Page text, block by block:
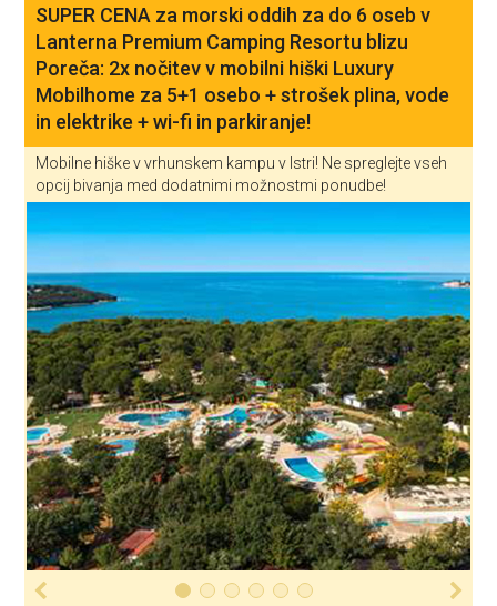
SUPER CENA za morski oddih za do 6 oseb v
Lanterna Premium Camping Resortu blizu
Poreča: 2x nočitev v mobilni hiški Luxury
Mobilhome za 5+1 osebo + strošek plina, vode
in elektrike + wi-fi in parkiranje!
Mobilne hiške v vrhunskem kampu v Istri! Ne spreglejte vseh
opcij bivanja med dodatnimi možnostmi ponudbe!